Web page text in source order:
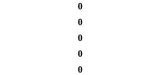
0
0
0
0
0